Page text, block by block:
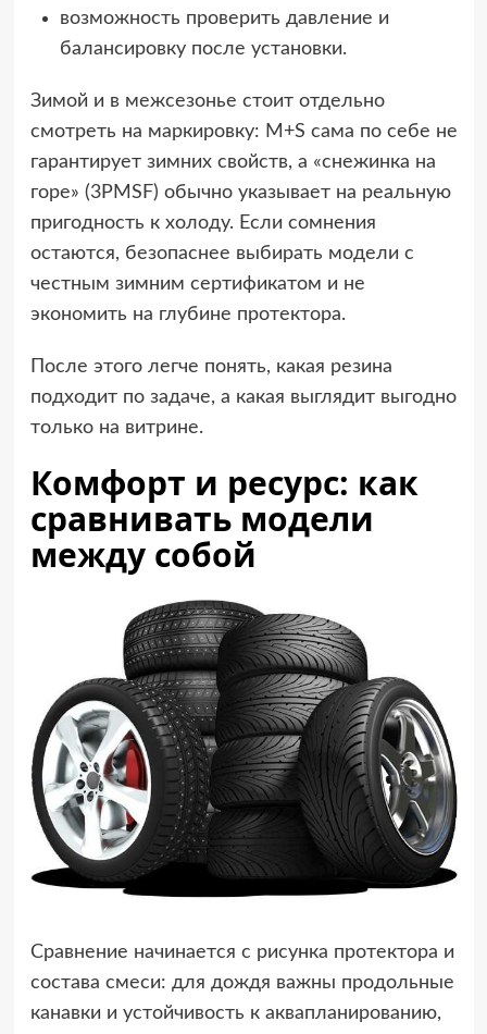
возможность проверить давление и
балансировку после установки.
Зимой и в межсезонье стоит отдельно
смотреть на маркировку: M+S сама по себе не
гарантирует зимних свойств, а «снежинка на
горе» (3PMSF) обычно указывает на реальную
пригодность к холоду. Если сомнения
остаются, безопаснее выбирать модели с
честным зимним сертификатом и не
экономить на глубине протектора.
После этого легче понять, какая резина
подходит по задаче, а какая выглядит выгодно
только на витрине.
Комфорт и ресурс: как
сравнивать модели
между собой
Сравнение начинается с рисунка протектора и
состава смеси: для дождя важны продольные
канавки и устойчивость к аквапланированию,